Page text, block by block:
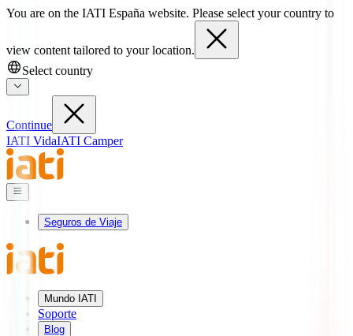
You are on the IATI España website. Please select your country to
view content tailored to your location.
Select country
Continue
IATI VidaIATI Camper
Seguros de Viaje
Mundo IATI
Soporte
Blog